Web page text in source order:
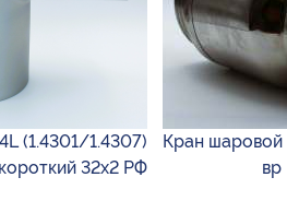
(1.4301/1.4307)
короткий 32х2 РФ
Кран
вр